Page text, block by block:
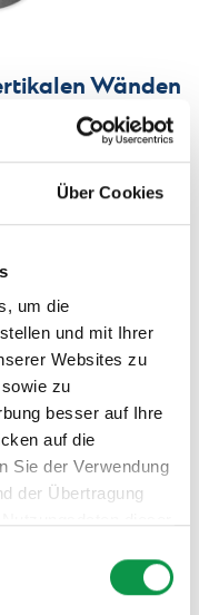
Über Cookies
um die
und mit Ihrer
Websites zu
zu
besser auf Ihre
auf die
Sie der Verwendung
der Übertragung
Werbenetzwerken
ist freiwillig
Wänden
Fundament